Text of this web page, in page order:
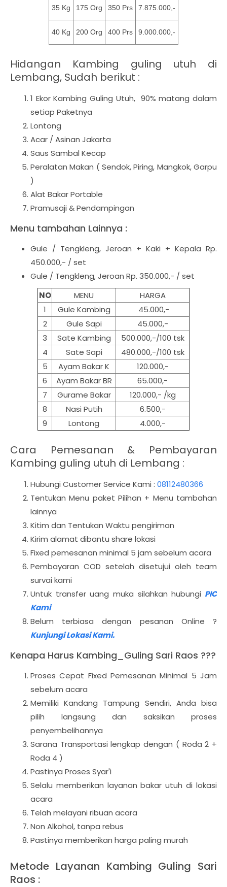
35 Kg 175 Org 350 Prs 7.875.000,-
40 Kg 200 Org 400 Prs 9.000.000,-
Hidangan Kambing guling utuh di
Lembang, Sudah berikut :
1 Ekor Kambing Guling Utuh, 90% matang dalam
setiap Paketnya
Lontong
Acar / Asinan Jakarta
Saus Sambal Kecap
Peralatan Makan ( Sendok, Piring, Mangkok, Garpu
)
Alat Bakar Portable
Pramusaji & Pendampingan
Menu tambahan Lainnya :
Gule / Tengkleng, Jeroan + Kaki + Kepala Rp.
450.000,- / set
Gule / Tengkleng, Jeroan Rp. 350.000,- / set
NO
MENU
HARGA
1
Gule Kambing
45.000,-
2
Gule Sapi
45.000,-
3
Sate Kambing
500.000,-/100 tsk
4
Sate Sapi
480.000,-/100 tsk
5
Ayam Bakar K
120.000,-
6
Ayam Bakar BR
65.000,-
7
Gurame Bakar
120.000,- /kg
8
Nasi Putih
6.500,-
9
Lontong 4.000,-
Cara Pemesanan & Pembayaran
Kambing guling utuh di Lembang :
Hubungi Customer Service Kami : 08112480366
Tentukan Menu paket Pilihan + Menu tambahan
lainnya
Kitim dan Tentukan Waktu pengiriman
Kirim alamat dibantu share lokasi
Fixed pemesanan minimal 5 jam sebelum acara
Pembayaran COD setelah disetujui oleh team
survai kami
Untuk transfer uang muka silahkan hubungi PIC
Kami
Belum terbiasa dengan pesanan Online ?
Kunjungi Lokasi Kami.
Kenapa Harus Kambing_Guling Sari Raos ???
Proses Cepat Fixed Pemesanan Minimal 5 Jam
sebelum acara
Memiliki Kandang Tampung Sendiri, Anda bisa
pilih langsung dan saksikan proses
penyembelihannya
Sarana Transportasi lengkap dengan ( Roda 2 +
Roda 4 )
Pastinya Proses Syar'i
Selalu memberikan layanan bakar utuh di lokasi
acara
Telah melayani ribuan acara
Non Alkohol, tanpa rebus
Pastinya memberikan harga paling murah
Metode Layanan Kambing Guling Sari
Raos :